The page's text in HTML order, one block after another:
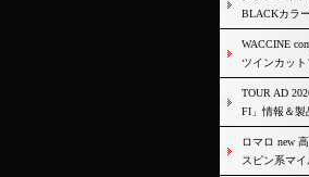
BLACKカラ
WACCINE
ツインカット
TOUR AD
FI」情報＆製
ロマロ new
スピン系マイ